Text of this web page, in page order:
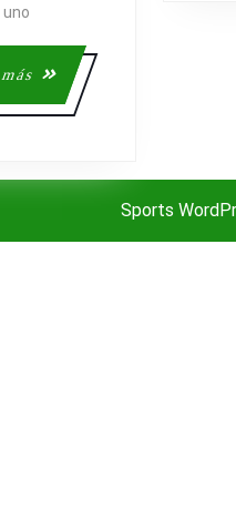
NUEVA
POLÍTICA
DE
EMPRESA
uno
Leer
más
Sports